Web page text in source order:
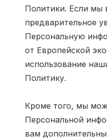
Политики. Если мы
предварительное
Персональную
от Европейской
использование
Политику.
Кроме того, мы
Персональной
вам